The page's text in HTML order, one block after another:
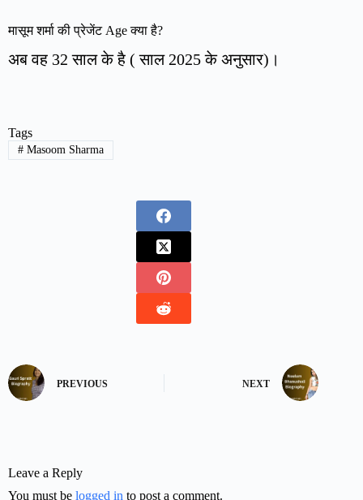
मासूम शर्मा की प्रेजेंट Age क्या है?
अब वह 32 साल के है ( साल 2025 के अनुसार)।
Tags
#Masoom Sharma
PREVIOUS NEXT
Leave a Reply
You must be logged in to post a comment.